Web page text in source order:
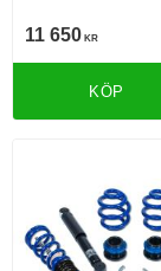
11 650 KR
KÖP